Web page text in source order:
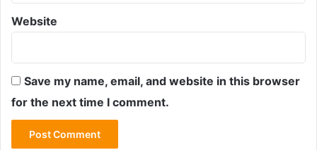
Website
Save my name, email, and website in this browser
for the next time I comment.